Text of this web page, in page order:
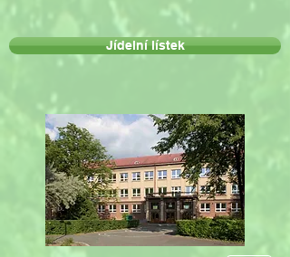
Jídelní lístek